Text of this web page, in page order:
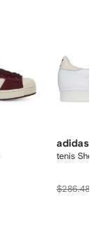
adidas
tenis
$286.480